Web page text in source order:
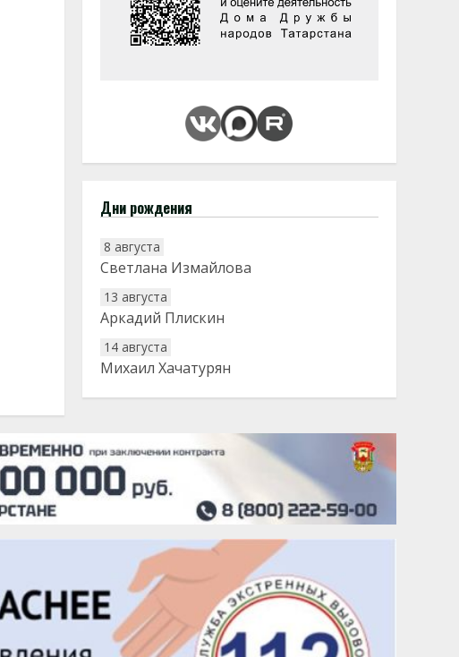
Дни рождения
8 августа
Светлана Измайлова
13 августа
Аркадий Плискин
14 августа
Михаил Хачатурян
20 августа
22 августа
Евгений Ефимов
25 августа
Сэсэгма Бубеева
28 августа
Чингиз Мустафаев
29 августа
Надежда Рослова
1 сентября